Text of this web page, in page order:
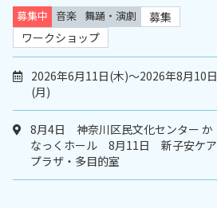
募集中 音楽 舞踊・演劇
募集
ワークショップ
2026年6月11日(木)～2026年8月10日
(月)
8月4日 神奈川区民文化センター か
なっくホール 8月11日 新子安ケア
プラザ・多目的室